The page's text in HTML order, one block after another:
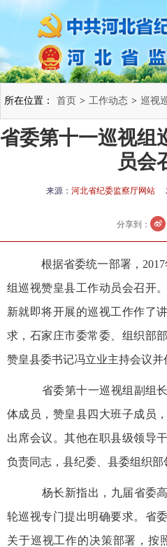
所在位置： 首页 > 工作动态 > 巡视
省委第十一巡视组
员会
来源： 河北省纪委监察厅网站
分享到：
根据省委统一部署，
组巡视赞皇县工作动员会召开
新就即将开展的巡视工作作了
求，石家庄市委常委、组织部
赞皇县委书记冯立业主持会议并
省委第十一巡视组副组
体成员，赞皇县四大班子成员
出席会议。其他在职县级领导
负责同志，县纪委、县委组织部
杨长新指出，九届省委
轮巡视专门提出明确要求。省
关于巡视工作的决策部署，按